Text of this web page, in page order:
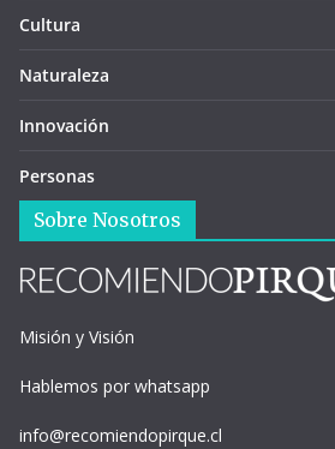
Cultura
Naturaleza
Innovación
Personas
Sobre Nosotros
Misión y Visión
Hablemos por whatsapp
info@recomiendopirque.cl